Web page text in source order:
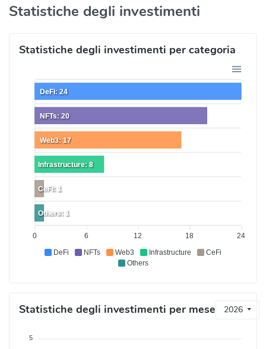
Statistiche degli investimenti
Statistiche degli investimenti per categoria
DeFi NFTs Web3 Infrastructure
CeFi
Others
24
18
12
6
0
DeFi: 24
NFTs: 20
Web3: 17
Infrastructure: 8
CeFi: 1
Others: 1
Statistiche degli investimenti per mese 2026
5